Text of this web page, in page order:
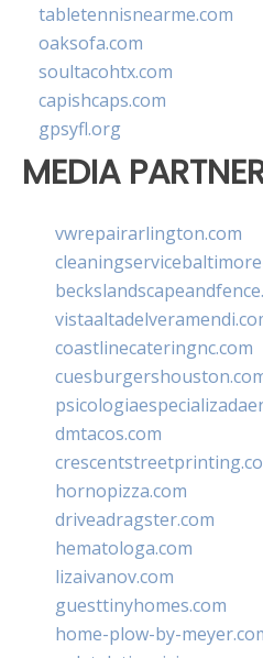
tabletennisnearme.com
oaksofa.com
soultacohtx.com
capishcaps.com
gpsyfl.org
MEDIA
vwrepairarlington.com
coastlinecateringnc.com
dmtacos.com
hornopizza.com
driveadragster.com
hematologa.com
lizaivanov.com
guesttinyhomes.com
home-plow-by-